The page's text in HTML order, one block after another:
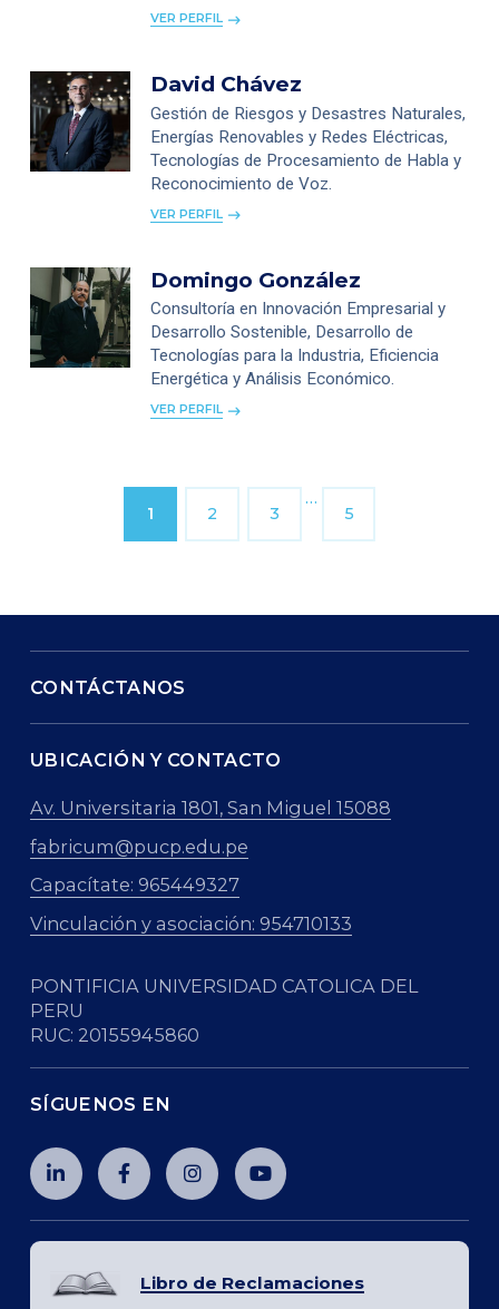
VER PERFIL
David Chávez
Gestión de Riesgos y Desastres Naturales,
Energías Renovables y Redes Eléctricas,
Tecnologías de Procesamiento de Habla y
Reconocimiento de Voz.
VER PERFIL
Domingo González
Consultoría en Innovación Empresarial y
Desarrollo Sostenible, Desarrollo de
Tecnologías para la Industria, Eficiencia
Energética y Análisis Económico.
VER PERFIL
1 2 3
…
5
CONTÁCTANOS
UBICACIÓN Y CONTACTO
Av. Universitaria 1801, San Miguel 15088
fabricum@pucp.edu.pe
Capacítate: 965449327
Vinculación y asociación: 954710133
PONTIFICIA UNIVERSIDAD CATOLICA DEL
PERU
RUC: 20155945860
SÍGUENOS EN
Libro de Reclamaciones